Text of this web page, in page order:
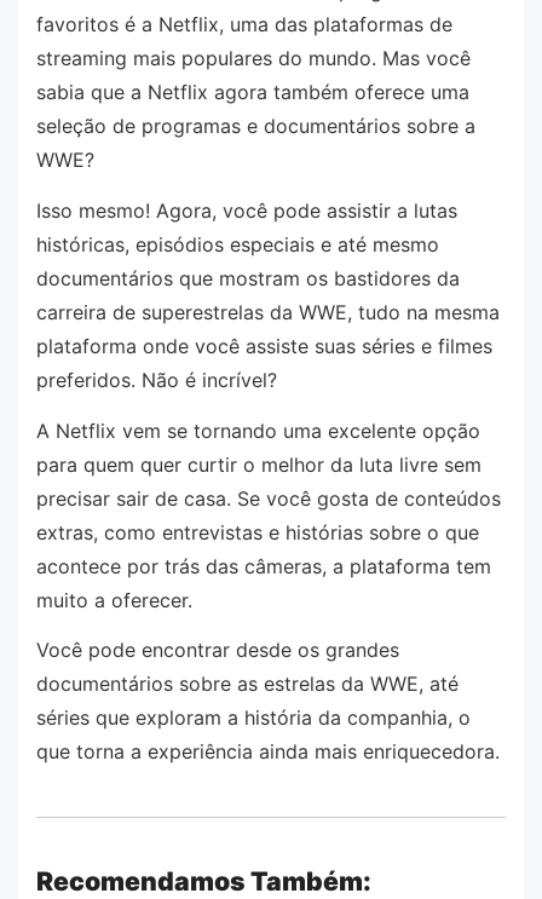
favoritos é a Netflix, uma das plataformas de
streaming mais populares do mundo. Mas você
sabia que a Netflix agora também oferece uma
seleção de programas e documentários sobre a
WWE?
Isso mesmo! Agora, você pode assistir a lutas
históricas, episódios especiais e até mesmo
documentários que mostram os bastidores da
carreira de superestrelas da WWE, tudo na mesma
plataforma onde você assiste suas séries e filmes
preferidos. Não é incrível?
A Netflix vem se tornando uma excelente opção
para quem quer curtir o melhor da luta livre sem
precisar sair de casa. Se você gosta de conteúdos
extras, como entrevistas e histórias sobre o que
acontece por trás das câmeras, a plataforma tem
muito a oferecer.
Você pode encontrar desde os grandes
documentários sobre as estrelas da WWE, até
séries que exploram a história da companhia, o
que torna a experiência ainda mais enriquecedora.
Recomendamos Também: